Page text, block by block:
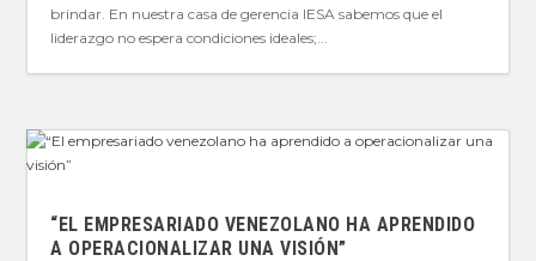
brindar. En nuestra casa de gerencia IESA sabemos que el
liderazgo no espera condiciones ideales;...
“EL EMPRESARIADO VENEZOLANO HA APRENDIDO
A OPERACIONALIZAR UNA VISIÓN”